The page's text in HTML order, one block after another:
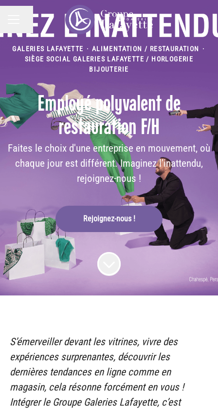
MENU CARRIÈRE
Partager la page
GALERIES LAFAYETTE · ALIMENTATION / RESTAURATION
·
SIÈGE SOCIAL GALERIES LAFAYETTE / HORLOGERIE
BIJOUTERIE
Employé polyvalent de
restauration F/H
Faites le choix d'une entreprise en mouvement, où
chaque jour est différent. Imaginez l’inattendu,
rejoignez-nous !
Rejoignez-nous !
S’émerveiller devant les vitrines, vivre des
expériences surprenantes, découvrir les
dernières tendances en ligne comme en
magasin, cela résonne forcément en vous !
Intégrer le Groupe Galeries Lafayette, c’est